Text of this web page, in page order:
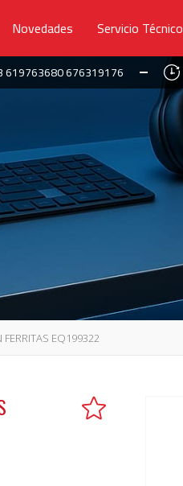
Novedades Servicio Técnico
676319176
EQ199322